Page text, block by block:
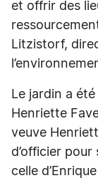
et offrir des
Litzistorf,
Le jardin a
Henriette
veuve
d’officier
celle